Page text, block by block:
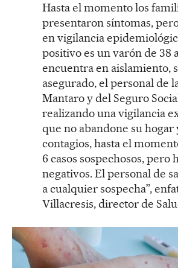
Hasta el momento los
presentaron síntomas,
en vigilancia
positivo es un varón de 38
encuentra en aislamiento,
asegurado, el personal de
Mantaro y del Seguro
realizando una vigilancia
que no abandone su hogar
contagios, hasta el
6 casos sospechosos, pero
negativos. El personal de
a cualquier sospecha”,
Villacresis, director de